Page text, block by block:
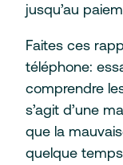
jusqu’au
Faites ces
téléphone:
comprendre
s’agit d’une
que la
quelque